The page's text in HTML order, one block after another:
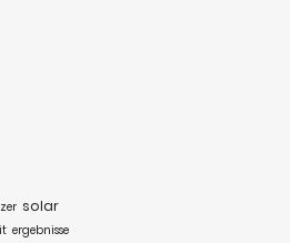
solar
ergebnisse